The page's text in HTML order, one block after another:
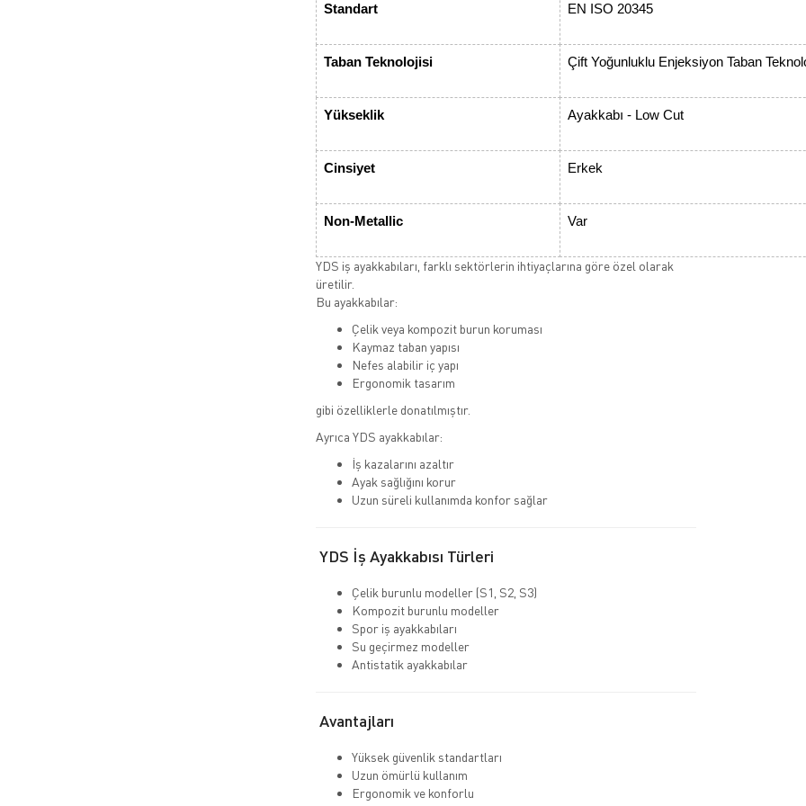
Standart EN ISO 20345
Taban Teknolojisi Çift Yoğunluklu Enjeksiyon Taban
Yükseklik Ayakkabı - Low Cut
Cinsiyet Erkek
Non-Metallic Var
YDS iş ayakkabıları, farklı sektörlerin ihtiyaçlarına göre özel olarak
üretilir.
Bu ayakkabılar:
Çelik veya kompozit burun koruması
Kaymaz taban yapısı
Nefes alabilir iç yapı
Ergonomik tasarım
gibi özelliklerle donatılmıştır.
Ayrıca YDS ayakkabılar:
İş kazalarını azaltır
Ayak sağlığını korur
Uzun süreli kullanımda konfor sağlar
YDS İş Ayakkabısı Türleri
Çelik burunlu modeller (S1, S2, S3)
Kompozit burunlu modeller
Spor iş ayakkabıları
Su geçirmez modeller
Antistatik ayakkabılar
Avantajları
Yüksek güvenlik standartları
Uzun ömürlü kullanım
Ergonomik ve konforlu